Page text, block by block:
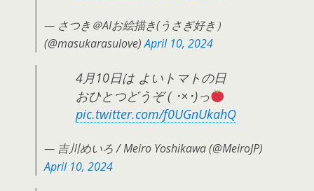
— さつき＠AIお絵描き(うさぎ好き）
(@masukarasulove)April 10, 2024
4月10日は よいトマトの日
おひとつどうぞ ( ･×･)っ
pic.twitter.com/f0UGnUkahQ
— 吉川めいろ / Meiro Yoshikawa (@MeiroJP)
April 10, 2024